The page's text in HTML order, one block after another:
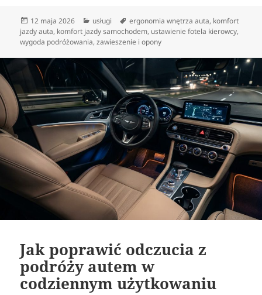
Data
publikacji
12 maja 2026 Kategorie
usługi Tagi
ergonomia wnętrza auta, komfort
jazdy auta, komfort jazdy samochodem, ustawienie fotela kierowcy,
wygoda podróżowania,zawieszenie i opony
Jak poprawić odczucia z
podróży autem w
codziennym użytkowaniu